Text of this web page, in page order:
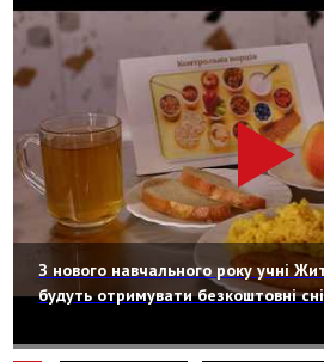
З нового навчального року учні
будуть отримувати безкоштовні